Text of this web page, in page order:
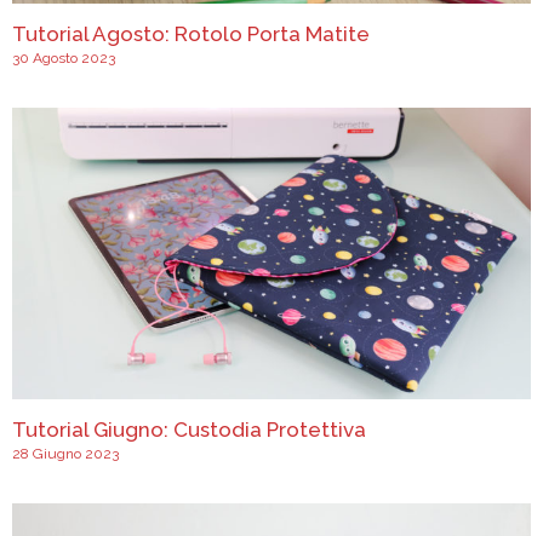
Tutorial Agosto: Rotolo Porta Matite
30 Agosto 2023
Tutorial Giugno: Custodia Protettiva
28 Giugno 2023